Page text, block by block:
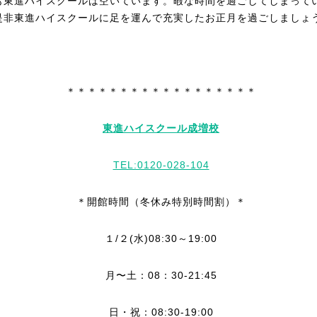
非東進ハイスクールに足を運んで充実したお正月を過ごしましょ
＊＊＊＊＊＊＊＊＊＊＊＊＊＊＊＊＊＊
東進ハイスクール成増校
TEL:0120-028-104
＊開館時間（冬休み特別時間割）＊
１/２(水)08:30～19:00
月〜土：08：30-21:45
日・祝：08:30-19:00